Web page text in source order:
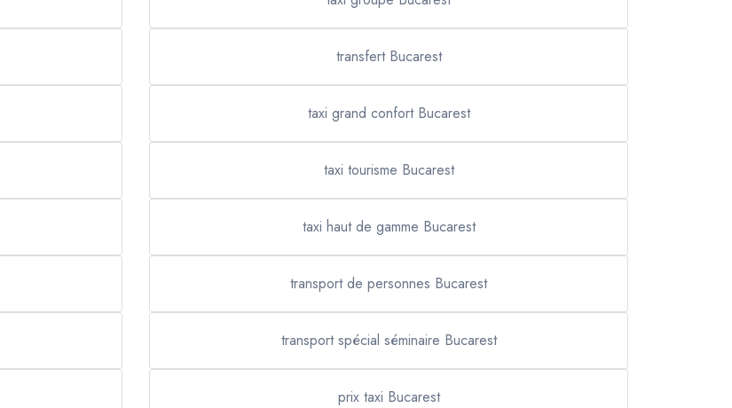
transfert Bucarest
taxi grand confort Bucarest
taxi tourisme Bucarest
taxi haut de gamme Bucarest
transport de personnes Bucarest
transport spécial séminaire Bucarest
prix taxi Bucarest